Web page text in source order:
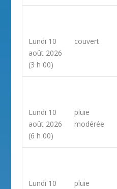
Lundi 10
août 2026
(3 h 00)
couvert
Lundi 10
août 2026
(6 h 00)
pluie
modérée
Lundi 10
pluie